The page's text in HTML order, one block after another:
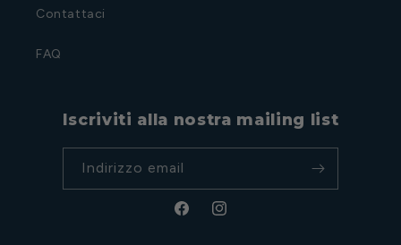
Contattaci
FAQ
Iscriviti alla nostra mailing list
Indirizzo email
FacebookInstagram